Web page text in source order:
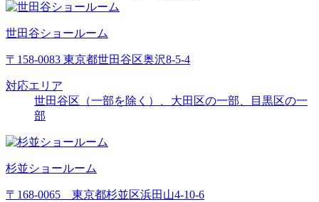
世田谷ショールーム
〒158-0083 東京都世田谷区奥沢8-5-4
対応エリア
世田谷区（一部を除く）、大田区の一部、目黒区の一
部
杉並ショールーム
〒168-0065 東京都杉並区浜田山4-10-6